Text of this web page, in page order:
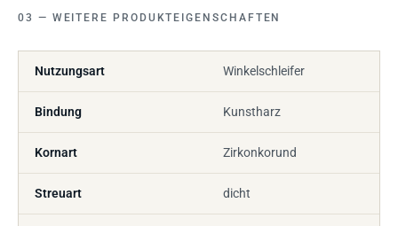
WEITERE PRODUKTEIGENSCHAFTEN
Nutzungsart Winkelschleifer
Bindung Kunstharz
Kornart Zirkonkorund
Streuart dicht